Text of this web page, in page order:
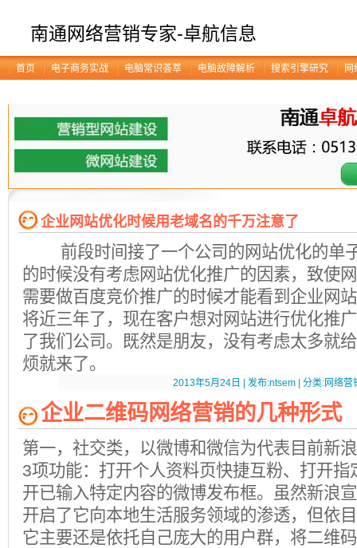
南通网络营销专家-卓航信息
首页 电子商务实战 电脑常识荟萃 电脑故障解析 搜索引擎研究 网
企业网站优化时候用老域名的千万注意了
前段时间接了一个公司的网站优化的单
的时候没有考虑网站优化推广的因素，致使
需要做百度竞价推广的时候才能看到企业网
将近三年了，现在客户想对网站进行优化推
了我们公司。既然是朋友，没有考虑太多就
烦就来了。
2013年5月24日 | 发布:ntsem | 分类:网络营
企业二维码网络营销的几种形式
第一，社交类，以微博和微信为代表目前新
3项功能：打开个人资料页快捷互粉、打开指
开已输入特定内容的微博发布框。虽然新浪
开启了它向本地生活服务领域的渗透，但依
它主要还是依托自己庞大的用户群，将二维